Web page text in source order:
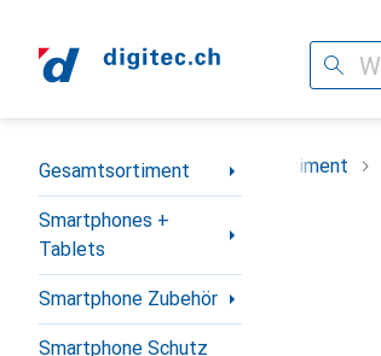
Suche
Navigation nach Kategorien
Gesamtsortiment
Smartphones +
Tablets
Smartphone Zubehör
Smartphone Schutz
Gesamtsortiment